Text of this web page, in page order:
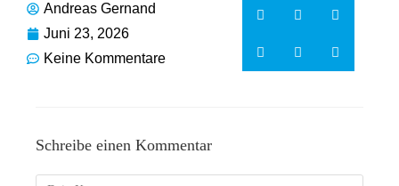
Andreas Gernand
Juni 23, 2026
Keine Kommentare
Schreibe einen Kommentar